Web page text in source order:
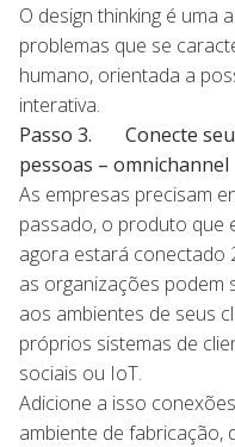
O design thinking é uma
problemas que se
humano, orientada a
interativa.
Passo 3. Conecte
pessoas – omnichannel
As empresas precisam
passado, o produto que
agora estará conectado
as organizações podem
aos ambientes de seus
próprios sistemas de
sociais ou IoT.
Adicione a isso
ambiente de fabricação,